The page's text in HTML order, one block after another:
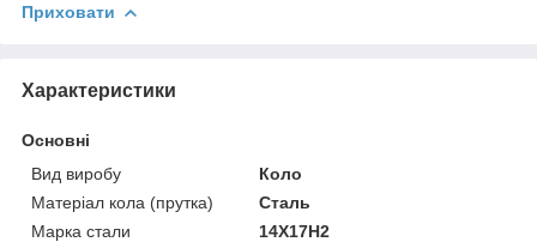
Приховати
Характеристики
Основні
Вид виробу
Коло
Матеріал кола (прутка)
Сталь
Марка стали
14Х17Н2